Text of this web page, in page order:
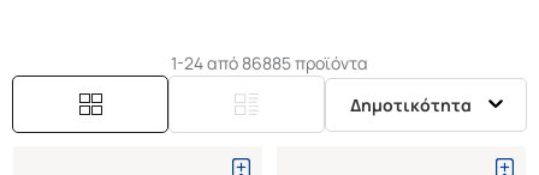
1-24 από 86885 προϊόντα
Δημοτικότητα